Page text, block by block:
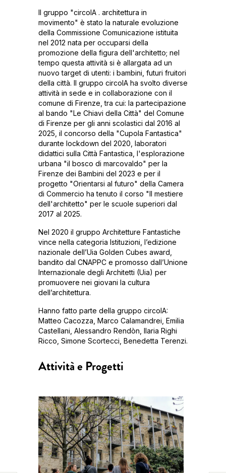
Il gruppo "circolA . architettura in
movimento" è stato la naturale evoluzione
della Commissione Comunicazione istituita
nel 2012 nata per occuparsi della
promozione della figura dell'architetto; nel
tempo questa attività si è allargata ad un
nuovo target di utenti: i bambini, futuri fruitori
della città. Il gruppo circolA ha svolto diverse
attività in sede e in collaborazione con il
comune di Firenze, tra cui: la partecipazione
al bando "Le Chiavi della Città" del Comune
di Firenze per gli anni scolastici dal 2016 al
2025, il concorso della "Cupola Fantastica"
durante lockdown del 2020, laboratori
didattici sulla Città Fantastica, l'esplorazione
urbana "il bosco di marcovaldo" per la
Firenze dei Bambini del 2023 e per il
progetto "Orientarsi al futuro" della Camera
di Commercio ha tenuto il corso "Il mestiere
dell'architetto" per le scuole superiori dal
2017 al 2025.
Nel 2020 il gruppo Architetture Fantastiche
vince nella categoria Istituzioni, l’edizione
nazionale dell’Uia Golden Cubes award,
bandito dal CNAPPC e promosso dall’Unione
Internazionale degli Architetti (Uia) per
promuovere nei giovani la cultura
dell’architettura.
Hanno fatto parte della gruppo circolA:
Matteo Cacozza, Marco Calamandrei, Emilia
Castellani, Alessandro Rendòn, Ilaria Righi
Ricco, Simone Scortecci, Benedetta Terenzi.
Attività e Progetti